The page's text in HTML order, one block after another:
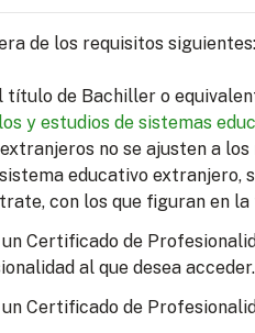
de los requisitos siguientes:
título de Bachiller o
y estudios de sistemas
no se ajusten a
educativo extranjero,
con los que figuran en la
un Certificado de
al que desea acceder.
un Certificado de